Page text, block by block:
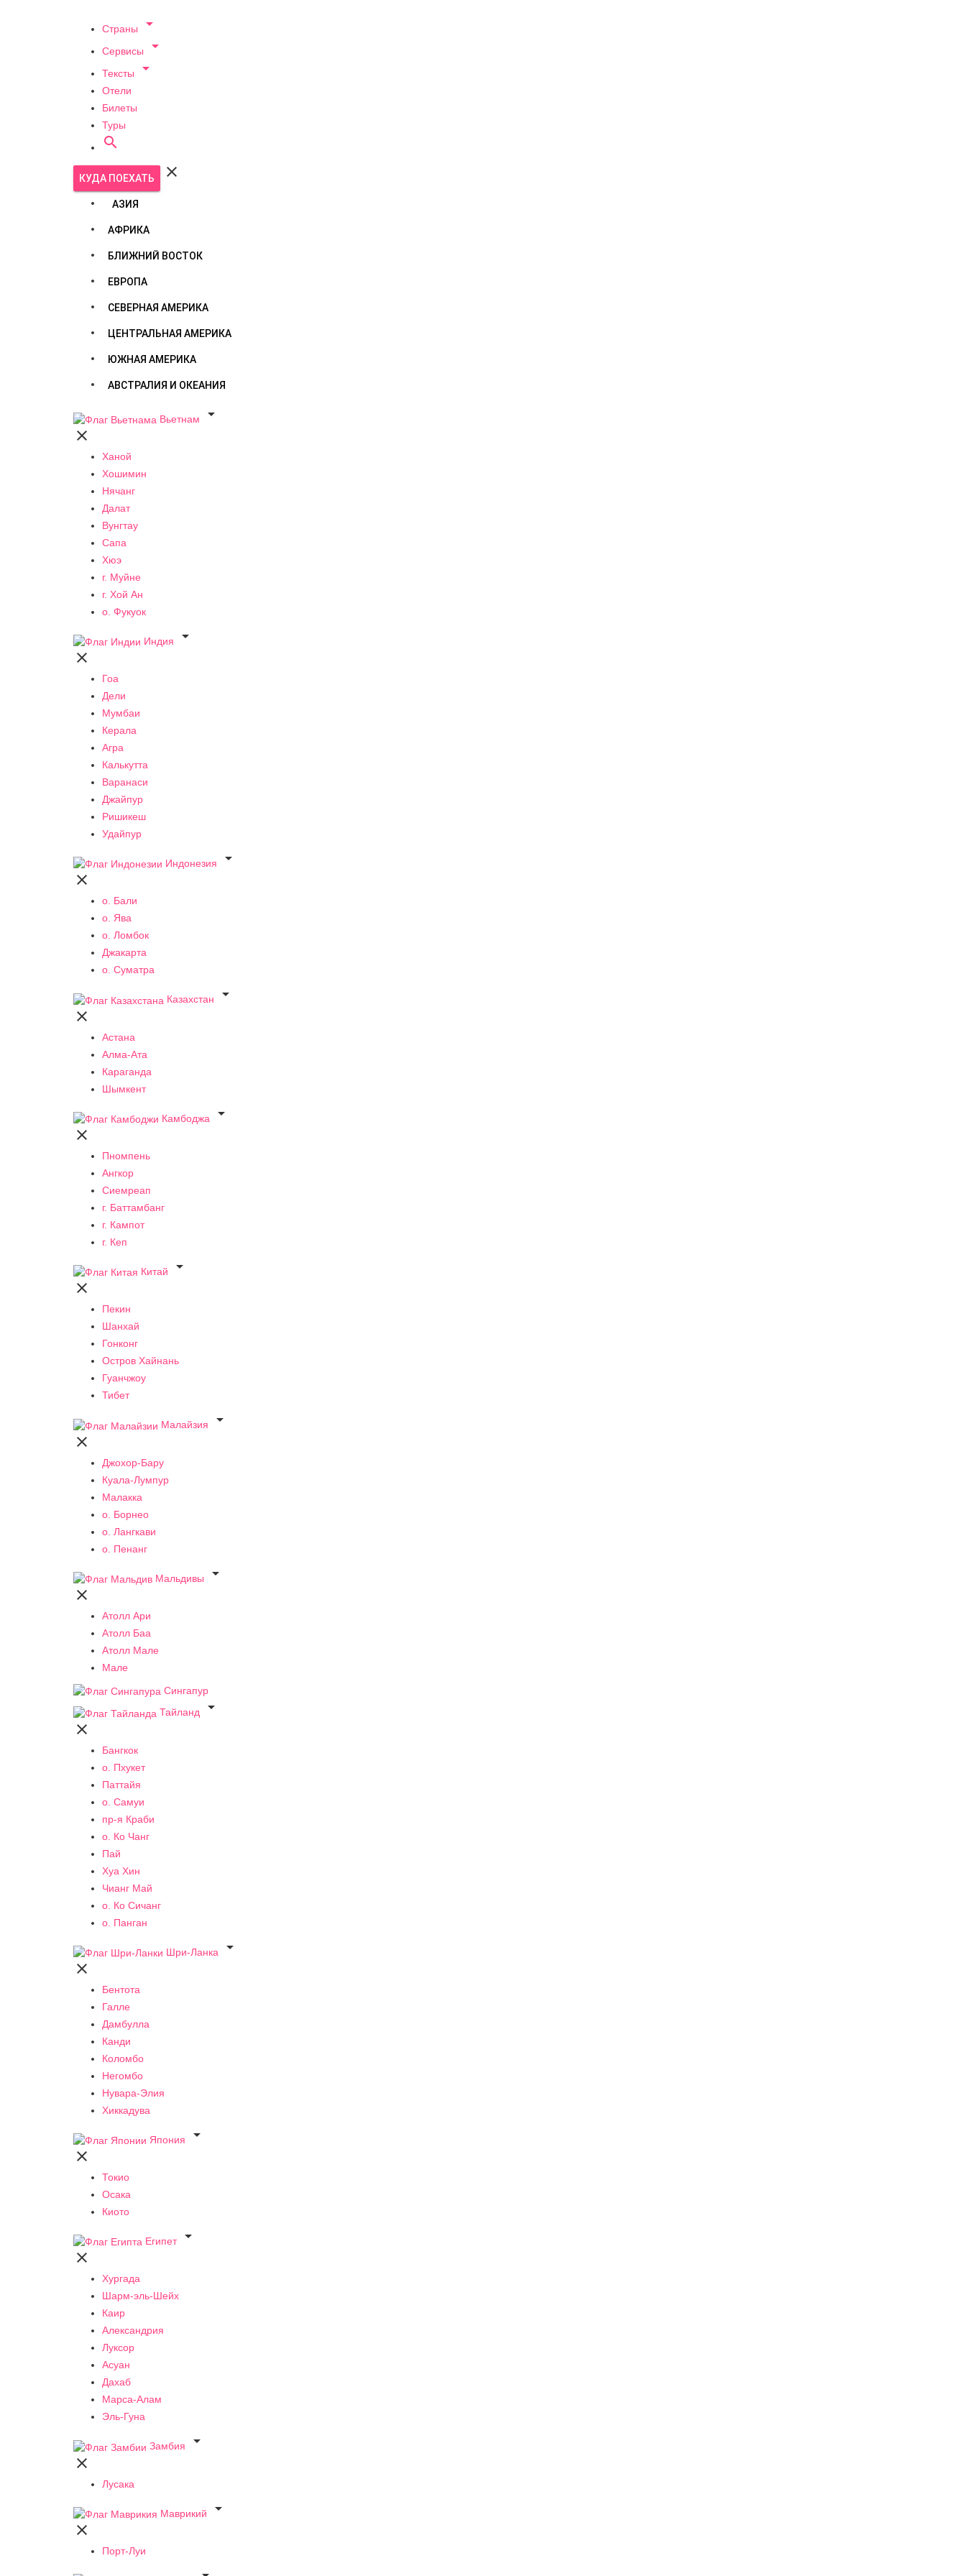
Страны 
Сервисы 
Тексты 
Отели
Билеты
Туры

КУДА ПОЕХАТЬ 
АЗИЯ
АФРИКА
БЛИЖНИЙ ВОСТОК
ЕВРОПА
СЕВЕРНАЯ АМЕРИКА
ЦЕНТРАЛЬНАЯ АМЕРИКА
ЮЖНАЯ АМЕРИКА
АВСТРАЛИЯ И ОКЕАНИЯ
Вьетнам


Ханой
Хошимин
Нячанг
Далат
Вунгтау
Сапа
Хюэ
г. Муйне
г. Хой Ан
о. Фукуок
Индия


Гоа
Дели
Мумбаи
Керала
Агра
Калькутта
Варанаси
Джайпур
Ришикеш
Удайпур
Индонезия


о. Бали
о. Ява
о. Ломбок
Джакарта
о. Суматра
Казахстан


Астана
Алма-Ата
Караганда
Шымкент
Камбоджа


Пномпень
Ангкор
Сиемреап
г. Баттамбанг
г. Кампот
г. Кеп
Китай


Пекин
Шанхай
Гонконг
Остров Хайнань
Гуанчжоу
Тибет
Малайзия


Джохор-Бару
Куала-Лумпур
Малакка
о. Борнео
о. Лангкави
о. Пенанг
Мальдивы


Атолл Ари
Атолл Баа
Атолл Мале
Мале
Сингапур
Тайланд


Бангкок
о. Пхукет
Паттайя
о. Самуи
пр-я Краби
о. Ко Чанг
Пай
Хуа Хин
Чианг Май
о. Ко Сичанг
о. Панган
Шри-Ланка


Бентота
Галле
Дамбулла
Канди
Коломбо
Негомбо
Нувара-Элия
Хиккадува
Япония


Токио
Осака
Киото
Египет


Хургада
Шарм-эль-Шейх
Каир
Александрия
Луксор
Асуан
Дахаб
Марса-Алам
Эль-Гуна
Замбия


Лусака
Маврикий


Порт-Луи